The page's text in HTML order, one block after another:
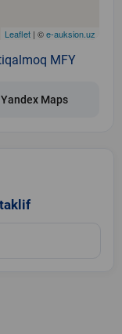
Leaflet | ©e-auksion.uz
MFY
Yandex Maps